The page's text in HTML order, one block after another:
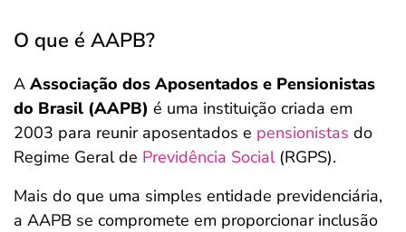
O que é AAPB?
A Associação dos Aposentados e Pensionistas
do Brasil (AAPB) é uma instituição criada em
2003 para reunir aposentados e pensionistas do
Regime Geral de Previdência Social(RGPS).
Mais do que uma simples entidade previdenciária,
a AAPB se compromete em proporcionar inclusão